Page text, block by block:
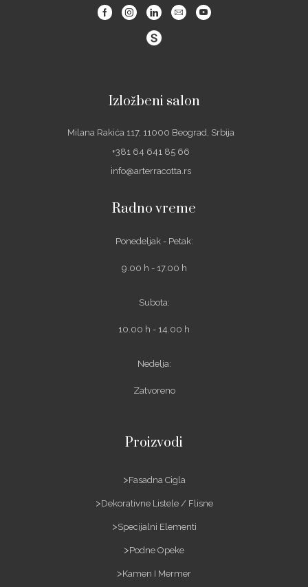
FacebookInstagramLinkedinEmail Youtube
Izložbeni salon
Milana Rakića 117, 11000 Beograd, Srbija
+381 64 641 85 66
info@arterracotta.rs
Radno vreme
Ponedeljak - Petak:
9.00 h - 17.00 h
Subota:
10.00 h - 14.00 h
Nedelja:
Zatvoreno
Proizvodi
Fasadna Cigla
Dekorativne Listele / Flisne
Specijalni Elementi
Podne Opeke
Kamen I Mermer